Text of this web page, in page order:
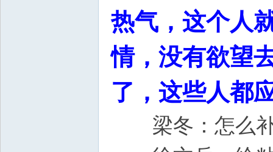
热气，这个人
情，没有欲望
了，这些人都
梁冬：怎么